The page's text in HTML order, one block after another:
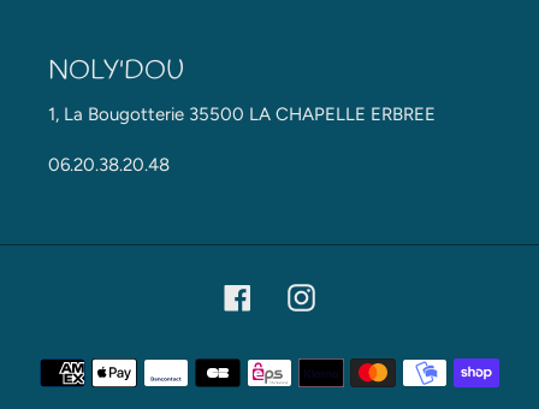
NOLY'DOU
1, La Bougotterie 35500 LA CHAPELLE ERBREE
06.20.38.20.48
FacebookInstagram
Moyens
de